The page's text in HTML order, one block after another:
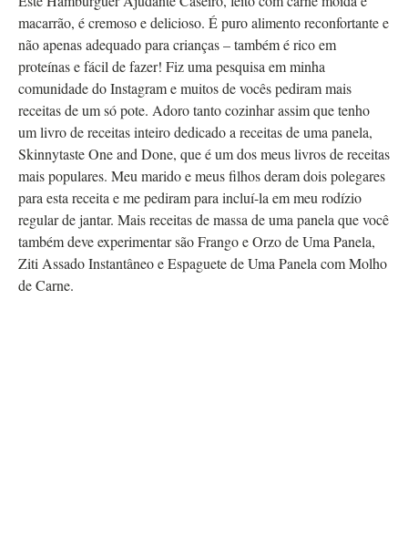
macarrão, é cremoso e delicioso. É puro alimento reconfortante e
não apenas adequado para crianças – também é rico em
proteínas e fácil de fazer! Fiz uma pesquisa em minha
comunidade do Instagram e muitos de vocês pediram mais
receitas de um só pote. Adoro tanto cozinhar assim que tenho
um livro de receitas inteiro dedicado a receitas de uma panela,
Skinnytaste One and Done, que é um dos meus livros de receitas
mais populares. Meu marido e meus filhos deram dois polegares
para esta receita e me pediram para incluí-la em meu rodízio
regular de jantar. Mais receitas de massa de uma panela que você
também deve experimentar são Frango e Orzo de Uma Panela,
Ziti Assado Instantâneo e Espaguete de Uma Panela com Molho
de Carne.